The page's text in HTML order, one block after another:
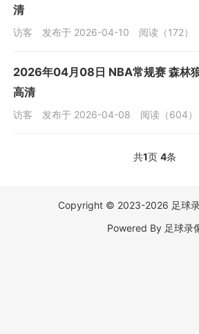
清
访客 发布于 2026-04-10 阅读（172）
2026年04月08日 NBA常规赛 森林
高清
访客 发布于 2026-04-08 阅读（604）
共1页 4条
Copyright © 2023-2026 足球
Powered By 足球录